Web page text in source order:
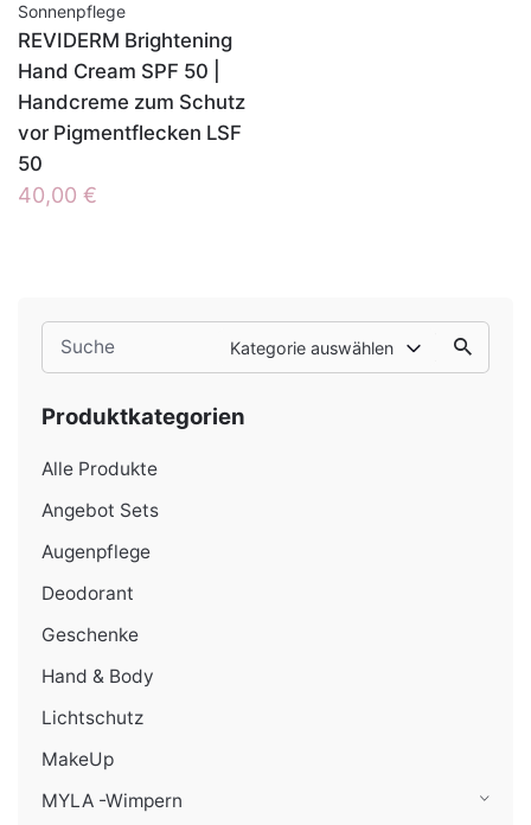
Search
for
Kategorie auswählen
Produktkategorien
Alle Produkte
Angebot Sets
Augenpflege
Deodorant
Geschenke
Hand & Body
Lichtschutz
MakeUp
MYLA -Wimpern
Sonnenpflege
REVIDERM Brightening
Hand Cream SPF 50 |
Handcreme zum Schutz
vor Pigmentflecken LSF
50
40,00 €